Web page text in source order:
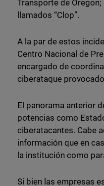
Transporte de
llamados “Clop”.
A la par de estos
Centro Nacional de
encargado de
ciberataque
El panorama anterior
potencias como
ciberatacantes. Cabe
información que en
la institución como
Si bien las empresas